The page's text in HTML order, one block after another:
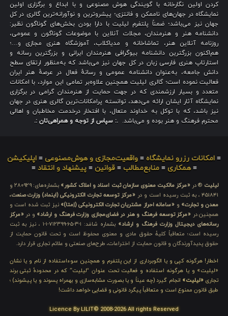
کردن اولین نگارخانه با گویندگی هوش مصنوعی و با ابداع و برگزاری اولین
نمایشگاه در جهان‌های ناممکن و فانتزی؛ پیشروترین و نوآورانه‌ترین گالری در کل
جهان نیز می‌باشد؛ ضمناً پلتفرم لیلیت با دارا بودن بخش‌های گوناگون نظیر:
دانشنامه هنر و هنرمندان، مجلات آنلاین با موضوعات گوناگون و عمومی،
روزنامه آنلاین هنر، تماشاخانه و مدیاکلاب، آموزشگاه هنری مجازی و…؛
هم‌اکنون بزرگترین دانشنامه بیوگرافی هنرمندان ایرانی و بزرگترین رسانه و
استارتاپ هنری فارسی زبان در کل جهان نیز می‌باشد که به‌منظور ارتقای سطح
دانش جامعه، به‌عنوان دانشنامه عمومی و رسانهٔ فعال در عرصهٔ هنر ایران
فعالیت نموده است؛ گالری لیلیت همچنین علاوه‌بر تمامی این موارد، با امکانات
متعدد و بسیار ارزشمندی که در جهت حمایت از هنرمندان گرامی در برگزاری
نمایشگاه آثار ایشان ارائه می‌دهد، توانسته پرامکانات‌ترین گالری هنری در جهان
نیز باشد، که با توکل به خداوند متعال، با افتخار درخدمت مخاطبان و اهالی
محترم فرهنگ و هنر بوده و می‌باشد. .: سپاس از توجه و همراهی‌تان :.
≡ امکانات رزرو نمایشگاه ≡ واقعیت‌مجازی و هوش‌مصنوعی ≡ اپلیکیشن
≡همکاری ≡منابع‌مطالب ≡قوانین ≡پیشنهاد و انتقاد ≡
لیلیت ® در «مرکز مالکیت معنوی سازمان ثبت اسناد و املاک کشور»
بشماره‌های: ۲۸۰۹۲۹ و
۴۵۱۸۴۱ ، به ثبت رسیده است و در
«مرکز توسعه تجارت الکترونیکی (اینماد) وزارت صنعت،
معدن و تجارت» و «سامانه احراز مشتریان تجارت الکترونیکی (اِمتا)» نیز ثبت شده است و
همچنین در «مرکز توسعه فرهنگ و هنر در فضای‌مجازی وزارت فرهنگ و ارشاد» و در«مرکز
رسانه‌های دیجیتال وزارت فرهنگ و ارشاد»
بشماره شامَد: ۱-۳-۶۵-۷۱۲۳۹۹-۱-۱ ، نیز به ثبت
رسیده است؛ متعاقباً کلیهٔ حقوق مادی و معنوی محفوظ است و تحت قانون حمایت از
حقوق پدیدآورندگان و قانون حمایت از اختراعات، طرح‌های صنعتی و علائم تجاری قرار دارد.
اخطار! هرگونه کپی و یا الگوبرداری از این پلتفرم و همچنین سوءاستفاده از نام و یا نشان
«لیلیت» و یا هرگونه استفاده و فعالیت تحت عنوان “لیلیت” که در محدودهٔ ثبتی برند
تجاری «لیلیت» انجام گیرد (چه عیناً و یا بصورت مشابه‌سازی و بهمراه پسوند و یا پیشوند) ؛
طبق قانون ممنوع است و متعاقباً پیگرد قانونی و قضایی خواهد داشت!
Licence By LILIT© 2008-2026 All rights Reserved